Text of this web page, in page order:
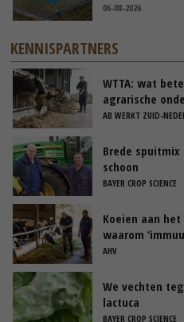
06-08-2026
KENNISPARTNERS
WTTA: wat
agrarische
AB WERKT ZUID-
Brede
schoon
BAYER CROP SCIENCE
Koeien aan
waarom
tijdens de
AHV
We vechten
lactuca
BAYER CROP SCIENCE